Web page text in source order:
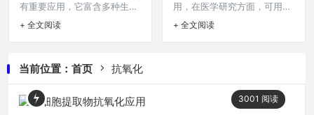
新的业务空间与产品特色。在
当今美妆护肤行业,科技的不断
取物 OEM 这一领域正逐渐崭
露头角，为美妆产业带来新的
当今快节奏且充满诸多压力因
素的生活环境中，人体细胞面
有重要应用，它富含多种生物
活性成分，可能通过刺激毛囊
表明，其可增强毛囊的新陈代
谢，提高毛囊对营养物质的摄
取和利用能力，为解决脱发问
题提供了新的思路与潜在方
+ 全文阅读
用，在医学研究方面，可用于
免疫调节机制的探索，助力深
域，或能促进皮肤细胞更新，
改善肌肤状态，展现出广阔的
+ 全文阅读
当前位置： 首页 抗氧化
3001 阅读